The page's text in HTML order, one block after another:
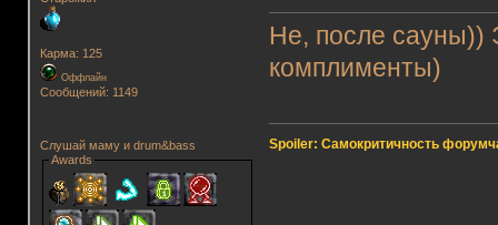
Карма: 125
Оффлайн
Сообщений: 1149
Слушай маму и drum&bass
Awards
Не, после сауны))
комплименты)
Spoiler: Самокритичность